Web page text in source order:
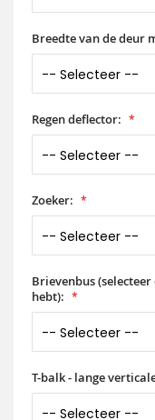
Breedte van de deur
Regen deflector:
Zoeker:
Brievenbus
hebt):
T-balk - lange